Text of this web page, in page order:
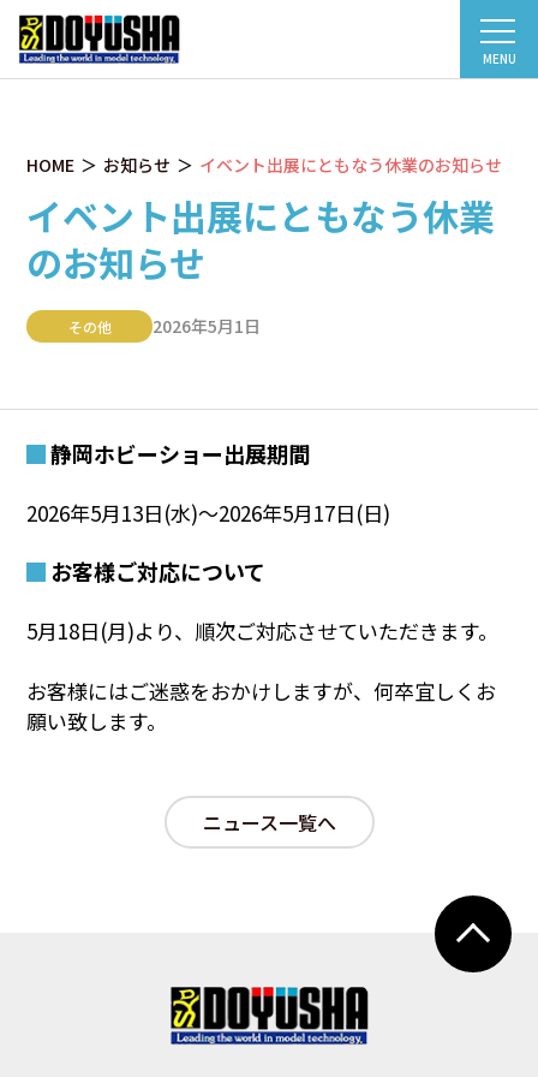
MENU
HOME お知らせ イベント出展にともなう休業のお知らせ
イベント出展にともなう休業
のお知らせ
その他 2026年5月1日
静岡ホビーショー出展期間
2026年5月13日(水)～2026年5月17日(日)
お客様ご対応について
5月18日(月)より、順次ご対応させていただきます。
お客様にはご迷惑をおかけしますが、何卒宜しくお
願い致します。
ニュース一覧へ